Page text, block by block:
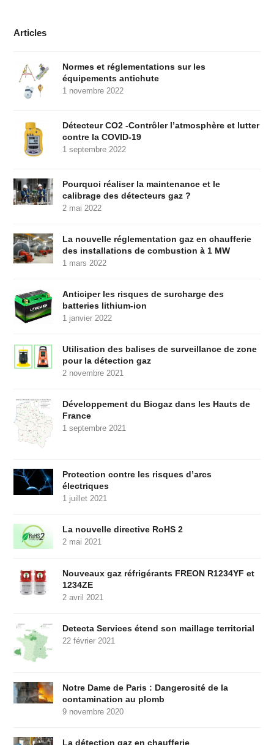
Articles
Normes et réglementations sur les
équipements antichute
1 novembre 2022
Détecteur CO2 -Contrôler l’atmosphère et lutter
contre la COVID-19
1 septembre 2022
Pourquoi réaliser la maintenance et le
calibrage des détecteurs gaz ?
2 mai 2022
La nouvelle réglementation gaz en chaufferie
des installations de combustion à 1 MW
1 mars 2022
Anticiper les risques de surcharge des
batteries lithium-ion
1 janvier 2022
Utilisation des balises de surveillance de zone
pour la détection gaz
2 novembre 2021
Développement du Biogaz dans les Hauts de
France
1 septembre 2021
Protection contre les risques d’arcs
électriques
1 juillet 2021
La nouvelle directive RoHS 2
2 mai 2021
Nouveaux gaz réfrigérants FREON R1234YF et
1234ZE
2 avril 2021
Detecta Services étend son maillage territorial
22 février 2021
Notre Dame de Paris : Dangerosité de la
contamination au plomb
9 novembre 2020
La détection gaz en chaufferie